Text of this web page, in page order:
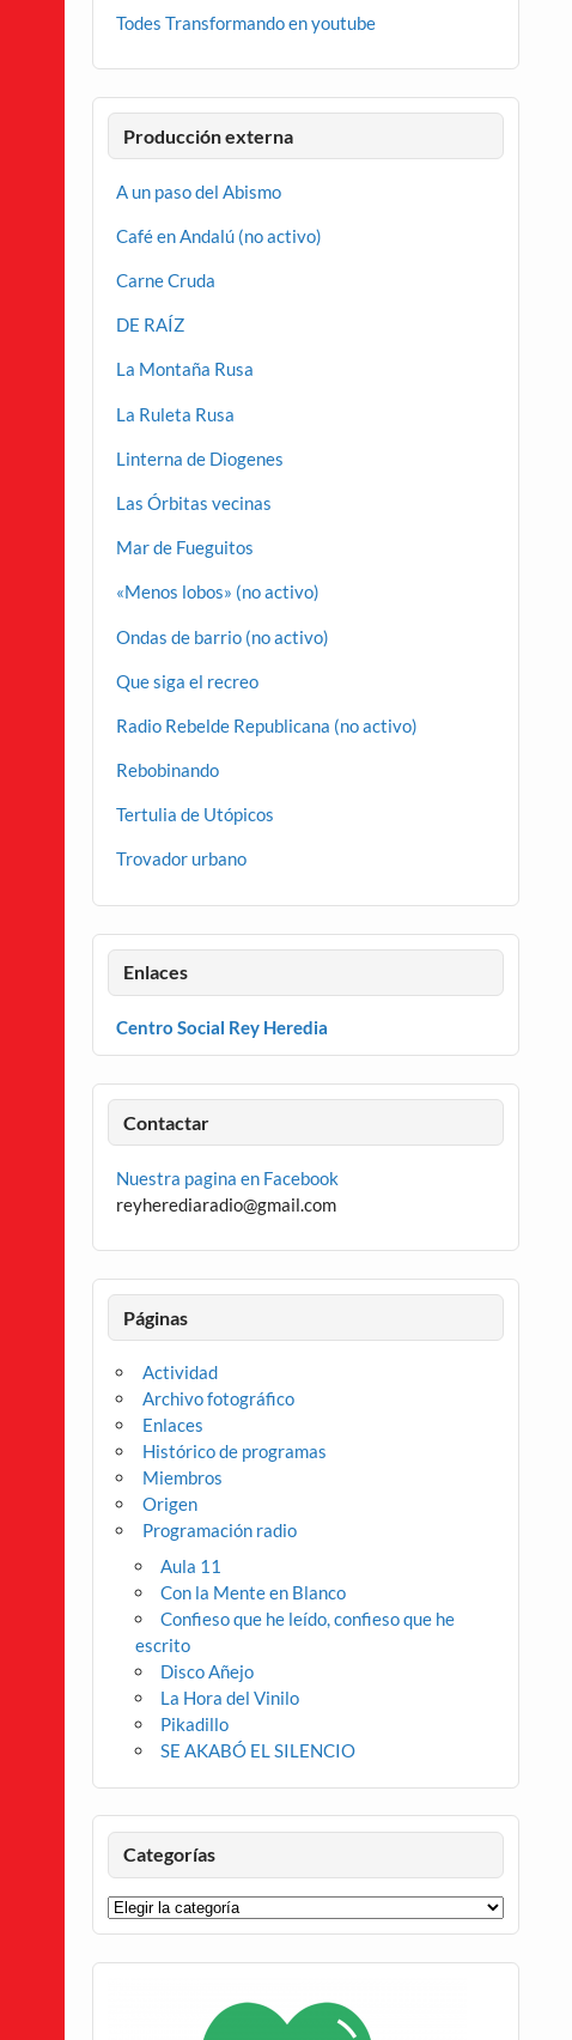
Todes Transformando en youtube
Producción externa
A un paso del Abismo
Café en Andalú (no activo)
Carne Cruda
DE RAÍZ
La Montaña Rusa
La Ruleta Rusa
Linterna de Diogenes
Las Órbitas vecinas
Mar de Fueguitos
«Menos lobos» (no activo)
Ondas de barrio (no activo)
Que siga el recreo
Radio Rebelde Republicana (no activo)
Rebobinando
Tertulia de Utópicos
Trovador urbano
Enlaces
Centro Social Rey Heredia
Contactar
Nuestra pagina en Facebook
reyherediaradio@gmail.com
Páginas
Actividad
Archivo fotográfico
Enlaces
Histórico de programas
Miembros
Origen
Programación radio
Aula 11
Con la Mente en Blanco
Confieso que he leído, confieso que he
escrito
Disco Añejo
La Hora del Vinilo
Pikadillo
SE AKABÓ EL SILENCIO
Categorías
Categorías